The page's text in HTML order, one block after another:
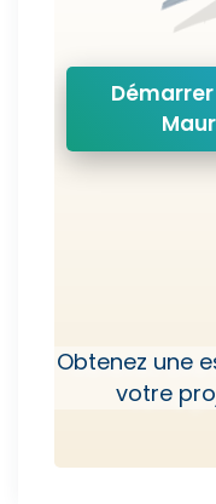
Obtenez une
votre